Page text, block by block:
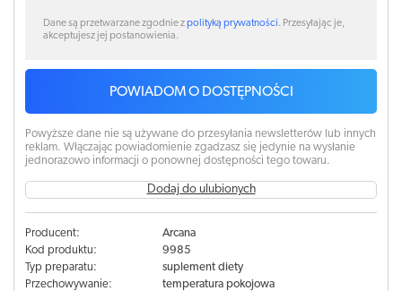
Dane są przetwarzane zgodnie zpolityką prywatności. Przesyłając je,
akceptujesz jej postanowienia.
POWIADOM O DOSTĘPNOŚCI
Powyższe dane nie są używane do przesyłania newsletterów lub innych
reklam. Włączając powiadomienie zgadzasz się jedynie na wysłanie
jednorazowo informacji o ponownej dostępności tego towaru.
Dodaj do ulubionych
Producent:
Arcana
Kod produktu:
9985
Typ preparatu:
suplement diety
Przechowywanie:
temperatura pokojowa